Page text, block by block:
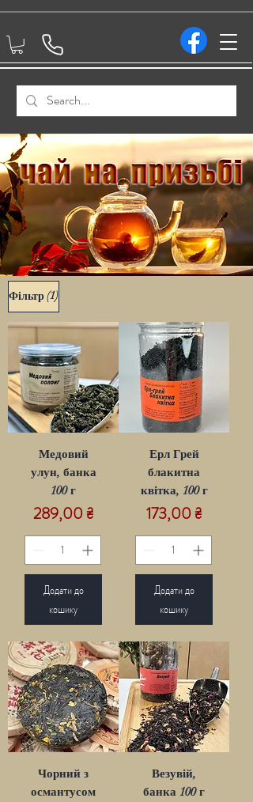
Фільтр(1)
Медовий
улун, банка
100 г
Ціна
289,00 ₴
Додати до
кошику
Ерл Грей
блакитна
квітка, 100 г
Ціна
173,00 ₴
Додати до
кошику
Чорний з
османтусом
Везувій,
банка 100 г